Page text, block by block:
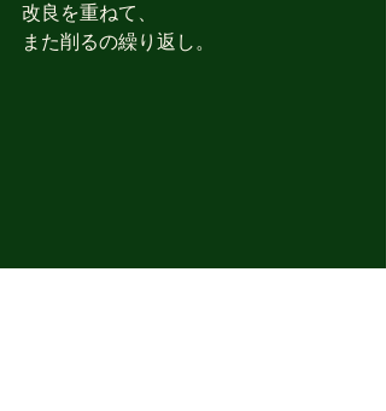
改良を重ねて、
また削るの繰り返し。